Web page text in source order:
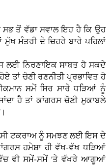
ਤੋਂ ਵੱਡਾ ਸਵਾਲ ਇਹ ਹੈ ਕਿ ਉਹ
ਮੰਤਰੀ ਦੇ ਚਿਹਰੇ ਬਾਰੇ ਪਹਿਲਾਂ
ਲਈ ਨਿਰਣਾਇਕ ਸਾਬਤ ਹੋ ਸਕਦੇ
ਤਾਂ ਚੋਣੀ ਰਣਨੀਤੀ ਪ੍ਰਭਾਵਿਤ ਹੋ
ਸਮੇਂ ਸਿਰ ਸਾਰੇ ਧੜਿਆਂ ਨੂੰ
ਹੈ ਤਾਂ ਕਾਂਗਰਸ ਚੋਣੀ ਮੁਕਾਬਲੇ
ਟਕਰਾਅ ਨੂੰ ਸਮਝਣ ਲਈ ਇਸ ਦੇ
ਹਮੇਸ਼ਾ ਹੀ ਵੱਖ-ਵੱਖ ਧੜਿਆਂ
ਵਿੱਚ ਵੀ ਸਮੇਂ-ਸਮੇਂ 'ਤੇ ਵੱਖਰੇ ਆਗੂਆਂ